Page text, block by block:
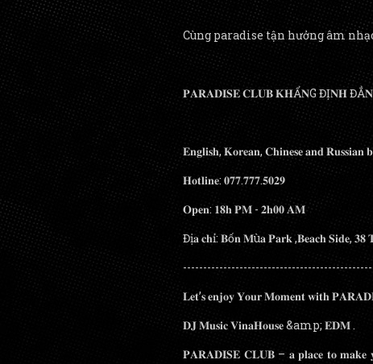
Cùng paradise tận hưởng âm
𝐏𝐀𝐑𝐀𝐃𝐈𝐒𝐄 𝐂𝐋𝐔𝐁 𝐊𝐇Ẩ𝐍G ĐỊ𝐍𝐇
𝐄𝐧𝐠𝐥𝐢𝐬𝐡, 𝐊𝐨𝐫𝐞𝐚𝐧, 𝐂𝐡𝐢𝐧𝐞𝐬𝐞 𝐚𝐧𝐝 𝐑𝐮𝐬𝐬𝐢𝐚𝐧
𝐇𝐨𝐭𝐥𝐢𝐧𝐞: 𝟎𝟕𝟕.𝟕𝟕𝟕.𝟓𝟎𝟐𝟗
𝐎𝐩𝐞𝐧: 𝟏𝟖𝐡 𝐏𝐌 - 𝟐𝐡𝟎𝟎 𝐀𝐌
Đị𝐚 𝐜𝐡ỉ: 𝐁ố𝐧 𝐌ù𝐚 𝐏𝐚𝐫𝐤 ,𝐁𝐞𝐚𝐜𝐡 𝐒𝐢𝐝𝐞,
𝐋𝐞𝐭’𝐬 𝐞𝐧𝐣𝐨𝐲 𝐘𝐨𝐮𝐫 𝐌𝐨𝐦𝐞𝐧𝐭 𝐰𝐢𝐭𝐡
𝐃𝐉 𝐌𝐮𝐬𝐢𝐜 𝐕𝐢𝐧𝐚𝐇𝐨𝐮𝐬𝐞 &amp; 𝐄𝐃𝐌 .
𝐏𝐀𝐑𝐀𝐃𝐈𝐒𝐄 𝐂𝐋𝐔𝐁 – 𝐚 𝐩𝐥𝐚𝐜𝐞 𝐭𝐨 𝐦𝐚𝐤𝐞